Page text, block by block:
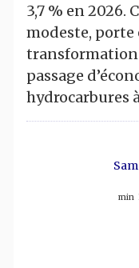
3,7 % en 2026.
modeste, porte
transformation
passage
hydrocarbures
min